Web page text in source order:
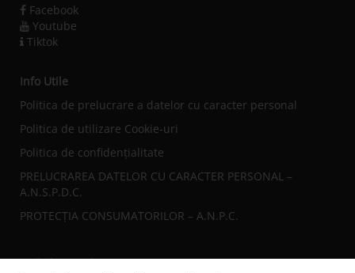
Facebook
Youtube
Tiktok
Info Utile
Politica de prelucrare a datelor cu caracter personal
Politica de utilizare Cookie-uri
Politica de confidențialitate
PRELUCRAREA DATELOR CU CARACTER PERSONAL –
A.N.S.P.D.C.
PROTECȚIA CONSUMATORILOR – A.N.P.C.
Sediul central